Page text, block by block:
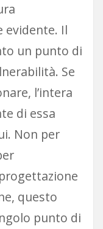
evidente. Il
un punto di
Se
l’intera
di essa
Non per
questo
punto di